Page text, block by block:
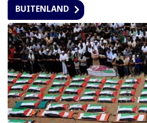
BUITENLAND